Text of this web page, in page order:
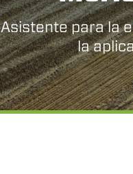
Asistente para la
la